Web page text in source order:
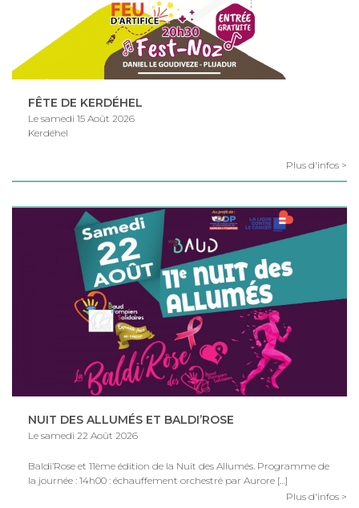
FÊTE DE KERDÉHEL
Le samedi 15 Août 2026
Kerdéhel
Plus d'infos >
NUIT DES ALLUMÉS ET BALDI’ROSE
Le samedi 22 Août 2026
Baldi’Rose et 11ème édition de la Nuit des Allumés. Programme de
la journée : 14h00 : échauffement orchestré par Aurore […]
Plus d'infos >